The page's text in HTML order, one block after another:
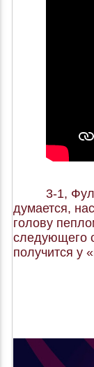
3-1,
думается,
голову
следующего
получится у